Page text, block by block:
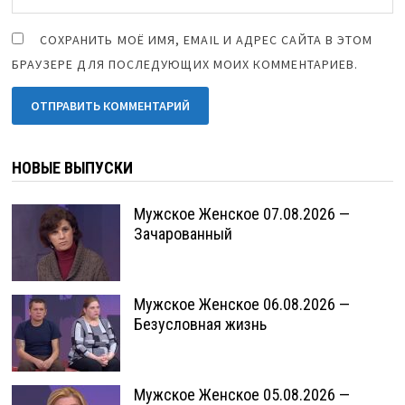
СОХРАНИТЬ МОЁ ИМЯ, EMAIL И АДРЕС САЙТА В ЭТОМ
БРАУЗЕРЕ ДЛЯ ПОСЛЕДУЮЩИХ МОИХ КОММЕНТАРИЕВ.
НОВЫЕ ВЫПУСКИ
Мужское Женское 07.08.2026 —
Зачарованный
Мужское Женское 06.08.2026 —
Безусловная жизнь
Мужское Женское 05.08.2026 —